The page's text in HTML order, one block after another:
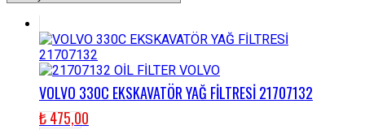
VOLVO 330C EKSKAVATÖR YAĞ FİLTRESİ 21707132
₺475,00